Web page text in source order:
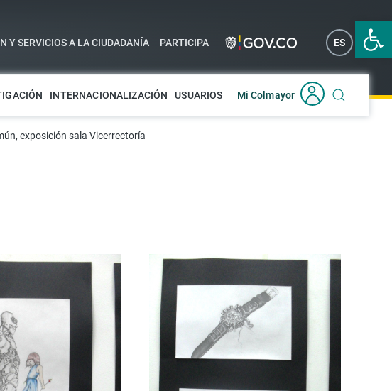
Abrir
Y SERVICIOS A LA CIUDADANÍA PARTICIPA ES EN
INTERNACIONALIZACIÓN USUARIOS Mi Colmayor
exposición sala Vicerrectoría